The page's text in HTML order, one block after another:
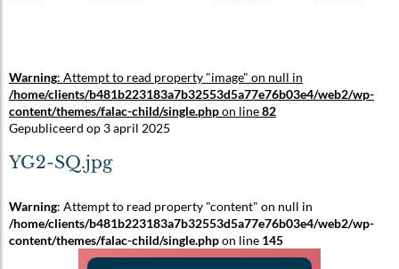
Warning: Attempt to read property "image" on null in
/home/clients/b481b223183a7b32553d5a77e76b03e4/web2/wp-
content/themes/falac-child/single.phpon line82
Gepubliceerd op 3 april 2025
YG2-SQ.jpg
Warning: Attempt to read property "content" on null in
/home/clients/b481b223183a7b32553d5a77e76b03e4/web2/wp-
content/themes/falac-child/single.phpon line 145